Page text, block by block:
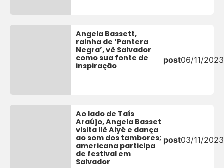
Angela Bassett,
rainha de ‘Pantera
Negra’, vê Salvador
como sua fonte de
inspiração
post06/11/2023
Ao lado de Taís
Araújo, Angela Basset
visita Ilê Aiyê e dança
ao som dos tambores;
americana participa
de festival em
Salvador
post03/11/2023